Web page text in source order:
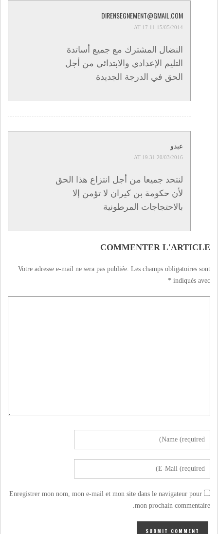
DIRENSEGNEMENT@GMAIL.COM
15/05/2014 AT 17:11
النضال المشترك مع جميع أساتدة
التليم الإعدادي والابتدائي من أجل
الحق في الدرجة الجديدة
عبدو
20/03/2016 AT 19:31
لنتحد جميعا من أجل انتزاع هذا الحق
لأن حكومة بن كيران لا تؤمن إلا
بالاحتجاجات المرطونية
COMMENTER L'ARTICLE
Votre adresse e-mail ne sera pas publiée. Les champs obligatoires sont
indiqués avec
*
Enregistrer mon nom, mon e-mail et mon site dans le navigateur pour
mon prochain commentaire.